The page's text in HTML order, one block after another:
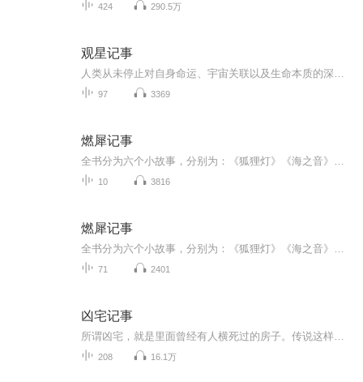
424 290.5万
观星记事
97 3369
燃犀记事
10 3816
燃犀记事
71 2401
凶宅记事
208 16.1万